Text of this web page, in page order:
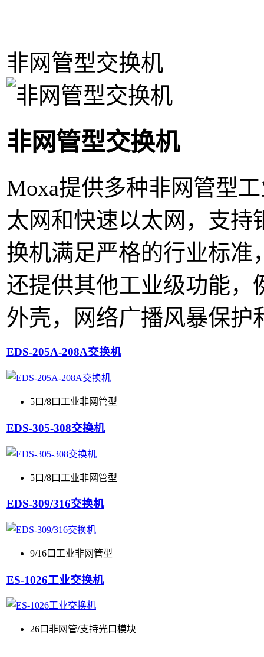
非网管型交换机
非网管型交换机
Moxa提供多种非网管型
太网和快速以太网，支
换机满足严格的行业标准
还提供其他工业级功能，
外壳，网络广播风暴保护
EDS-205A-208A交换机
5口/8口工业非网管型
EDS-305-308交换机
5口/8口工业非网管型
EDS-309/316交换机
9/16口工业非网管型
ES-1026工业交换机
26口非网管/支持光口模块